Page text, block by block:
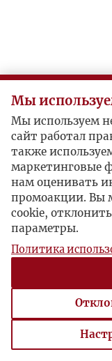
Мы
Мы используем
сайт работал
также
маркетинговые
нам оценивать
промоакции. Вы
cookie,
параметры.
Политика
Настройки файлов